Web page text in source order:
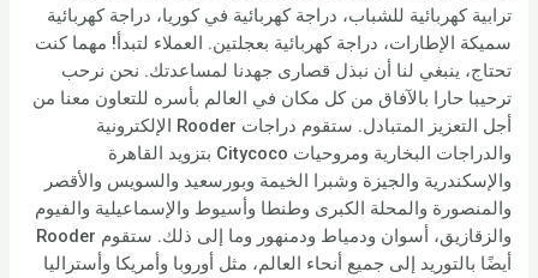
ترابية كهربائية للشباب، دراجة كهربائية في كوريا، دراجة كهربائية
سميكة الإطارات، دراجة كهربائية بعجلتين. العملاء لتبدأ! مهما كنت
تحتاج، ينبغي لنا أن نبذل قصارى جهدنا لمساعدتك. نحن نرحب
ترحيبا حارا بالآفاق من كل مكان في العالم بأسره للتعاون معنا من
أجل التعزيز المتبادل. ستقوم دراجات Rooder الإلكترونية
والدراجات البخارية ومروحيات Citycoco بتزويد القاهرة
والإسكندرية والجيزة وشبرا الخيمة وبورسعيد والسويس والأقصر
والمنصورة والمحلة الكبرى وطنطا وأسيوط والإسماعيلية والفيوم
والزقازيق، أسوان ودمياط ودمنهور وما إلى ذلك. ستقوم Rooder
أيضًا بالتوريد إلى جميع أنحاء العالم، مثل أوروبا وأمريكا وأستراليا